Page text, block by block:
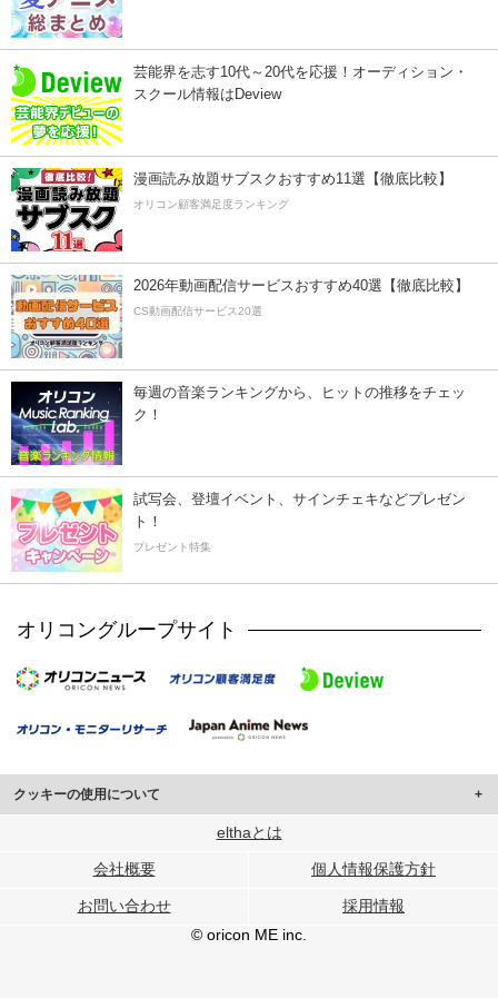
芸能界を志す10代～20代を応援！オーディション・
スクール情報はDeview
漫画読み放題サブスクおすすめ11選【徹底比較】
オリコン顧客満足度ランキング
2026年動画配信サービスおすすめ40選【徹底比較】
CS動画配信サービス20選
毎週の音楽ランキングから、ヒットの推移をチェッ
ク！
試写会、登壇イベント、サインチェキなどプレゼン
ト！
プレゼント特集
オリコングループサイト
クッキーの使用について
このサイトでは Cookie を使用して、ユーザーに合わせたコンテンツや広告の
行っています。
メディアや広告配信、データ解析の各パートナーに提供しています。
各パートナーは、この情報とユーザーが各パートナーに提供した他の情報や、
ユーザーが各パートナーのサービスを使用したときに収集した他の情報を組み
elthaとは
会社概要 個人情報保護方針
お問い合わせ
採用情報
© oricon ME inc.